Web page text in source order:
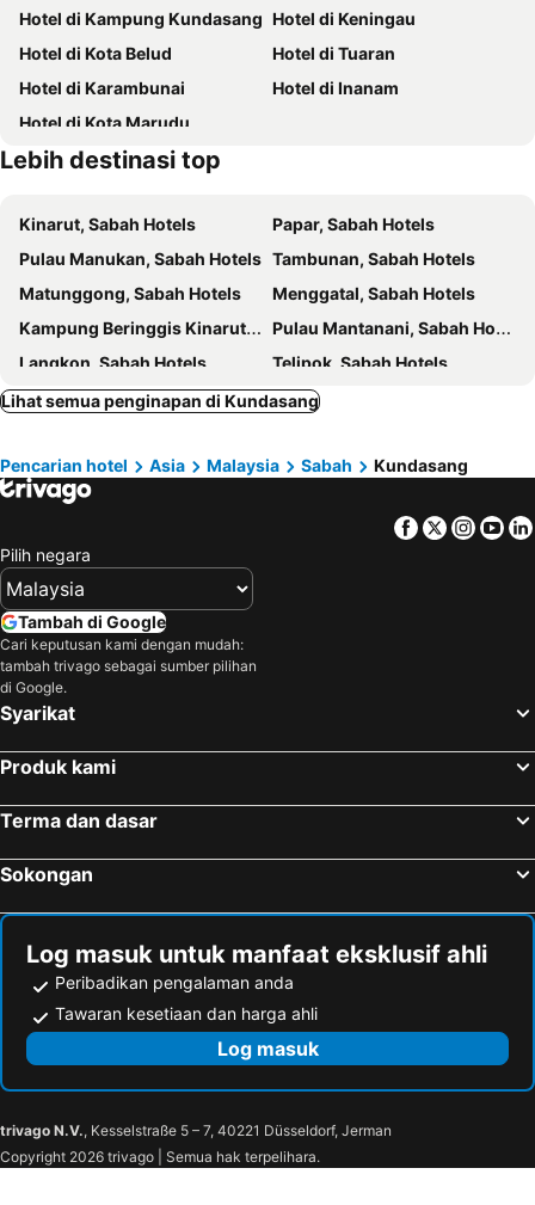
Wayn Zen Rose Cabin
Ranau City Inn
Kinabalu Park
Sunrise Kundasang Resort
The Cottage
Mesilau Nature Resort
D'Villa Rina Ria Lodge
Mt Kinabalu Holiday Camp
Liwagu Lodge
Poring Hot Springs & Nature Reserve
Hotel di Kampung Kundasang Hotel di Keningau
Hotel di Kota Belud
Hotel di Tuaran
Hotel di Karambunai
Hotel di Inanam
Hotel di Kota Marudu
Lebih destinasi top
Kinarut, Sabah Hotels
Papar, Sabah Hotels
Pulau Manukan, Sabah Hotels Tambunan, Sabah Hotels
Matunggong, Sabah Hotels
Menggatal, Sabah Hotels
Kampung Beringgis Kinarut, Sabah Hotels
Pulau Mantanani, Sabah Hotels
Langkon, Sabah Hotels
Telipok, Sabah Hotels
Tanjung Aru, Sabah Hotels
Telupid, Sabah Hotels
Nangka, Sabah Hotels
Ranau, Sabah Hotels
Kampung Kundasang, Sabah Hotels
Penampang, Sabah Hotels
Kuala Lumpur, Kuala Lumpur Hotels
Port Dickson, Negeri Sembilan Hotels
Kuantan, Pahang Hotels
Kuala Terengganu, Terengganu Hotels
Johor Bahru, Johor Hotels
Lihat semua penginapan di Kundasang
Pencarian hotel Asia Malaysia Sabah Kundasang
Facebook
Twitter
Pilih negara
Tambah di Google
Cari keputusan kami dengan mudah:
tambah trivago sebagai sumber pilihan
di Google.
Syarikat
Produk kami
Terma dan dasar
Sokongan
Log masuk untuk manfaat eksklusif ahli
Peribadikan pengalaman anda
Tawaran kesetiaan dan harga ahli
Log masuk
trivago N.V., Kesselstraße 5 – 7, 40221 Düsseldorf, Jerman
Copyright 2026 trivago | Semua hak terpelihara.